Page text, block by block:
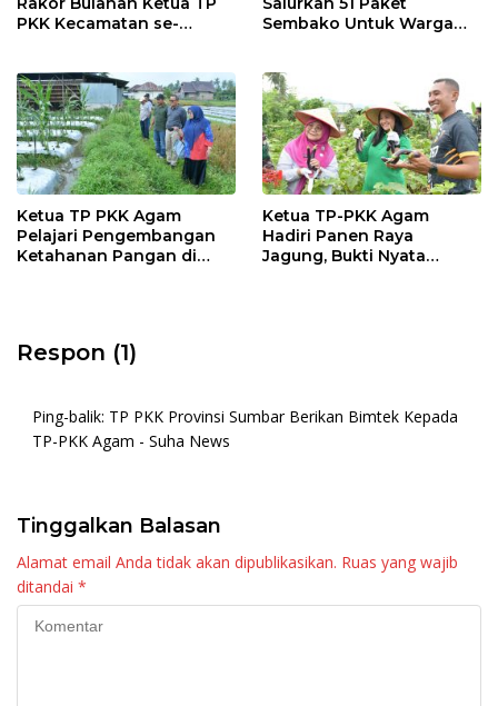
PKK Kecamatan se-
Sembako Untuk Warga
Ketua TP PKK Agam
Pelajari Pengembangan
Ketahanan Pangan di
Ketua TP-PKK Agam
Hadiri Panen Raya
Jagung, Bukti Nyata
Respon (1)
Ping-balik: TP PKK Provinsi Sumbar Berikan Bimtek Kepada
TP-PKK Agam - Suha News
Tinggalkan Balasan
Alamat email Anda tidak akan dipublikasikan. Ruas yang wajib
ditandai *